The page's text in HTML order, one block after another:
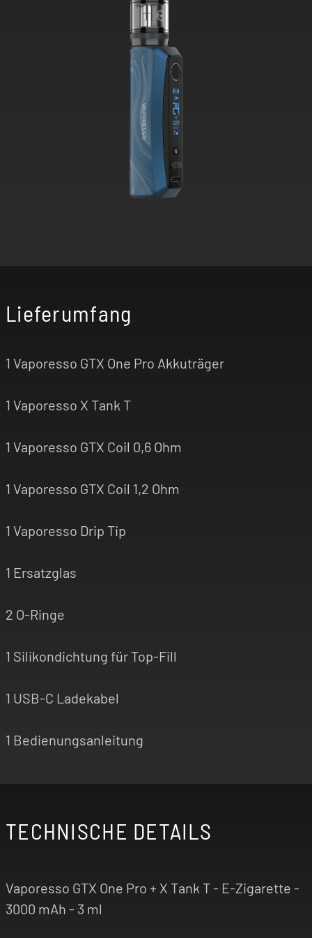
Lieferumfang
1 Vaporesso GTX One Pro Akkuträger
1 Vaporesso X Tank T
1 Vaporesso GTX Coil 0,6 Ohm
1 Vaporesso GTX Coil 1,2 Ohm
1 Vaporesso Drip Tip
1 Ersatzglas
2 O-Ringe
1 Silikondichtung für Top-Fill
1 USB-C Ladekabel
1 Bedienungsanleitung
TECHNISCHE DETAILS
Vaporesso GTX One Pro + X Tank T - E-Zigarette -
3000 mAh - 3 ml